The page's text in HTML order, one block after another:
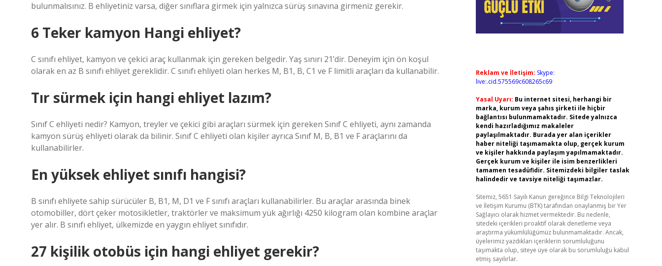
bulunmalısınız. B ehliyetiniz varsa, diğer sınıflara girmek için yalnızca sürüş sınavına girmeniz gerekir.
6 Teker kamyon Hangi ehliyet?
C sınıfı ehliyet, kamyon ve çekici araç kullanmak için gereken belgedir. Yaş sınırı 21’dir. Deneyim için ön koşul
olarak en az B sınıfı ehliyet gereklidir. C sınıfı ehliyeti olan herkes M, B1, B, C1 ve F limitli araçları da kullanabilir.
Tır sürmek için hangi ehliyet lazım?
Sınıf C ehliyeti nedir? Kamyon, treyler ve çekici gibi araçları sürmek için gereken Sınıf C ehliyeti, aynı zamanda
kamyon sürüş ehliyeti olarak da bilinir. Sınıf C ehliyeti olan kişiler ayrıca Sınıf M, B, B1 ve F araçlarını da
kullanabilirler.
En yüksek ehliyet sınıfı hangisi?
B sınıfı ehliyete sahip sürücüler B, B1, M, D1 ve F sınıfı araçları kullanabilirler. Bu araçlar arasında binek
otomobiller, dört çeker motosikletler, traktörler ve maksimum yük ağırlığı 4250 kilogram olan kombine araçlar
yer alır. B sınıfı ehliyet, ülkemizde en yaygın ehliyet sınıfıdır.
27 kişilik otobüs için hangi ehliyet gerekir?
Reklam ve İletişim: Skype:
live:.cid.575569c608265c69
Yasal Uyarı: Bu internet sitesi, herhangi bir
marka, kurum veya şahıs şirketi ile hiçbir
bağlantısı bulunmamaktadır. Sitede yalnızca
kendi hazırladığımız makaleler
paylaşılmaktadır. Burada yer alan içerikler
haber niteliği taşımamakta olup, gerçek kurum
ve kişiler hakkında paylaşım yapılmamaktadır.
Gerçek kurum ve kişiler ile isim benzerlikleri
tamamen tesadüfidir. Sitemizdeki bilgiler taslak
halindedir ve tavsiye niteliği taşımazlar.
Sitemiz, 5651 Sayılı Kanun gereğince Bilgi Teknolojileri
ve İletişim Kurumu (BTK) tarafından onaylanmış bir Yer
Sağlayıcı olarak hizmet vermektedir. Bu nedenle,
sitedeki içerikleri proaktif olarak denetleme veya
araştırma yükümlülüğümüz bulunmamaktadır. Ancak,
üyelerimiz yazdıkları içeriklerin sorumluluğunu
taşımakta olup, siteye üye olarak bu sorumluluğu kabul
etmiş sayılırlar.